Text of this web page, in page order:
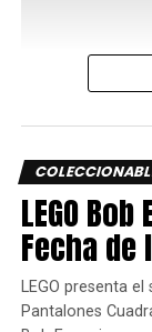
creciente línea
Desde que
numerosos
LEGO
Fecha
LEGO presenta
Pantalones